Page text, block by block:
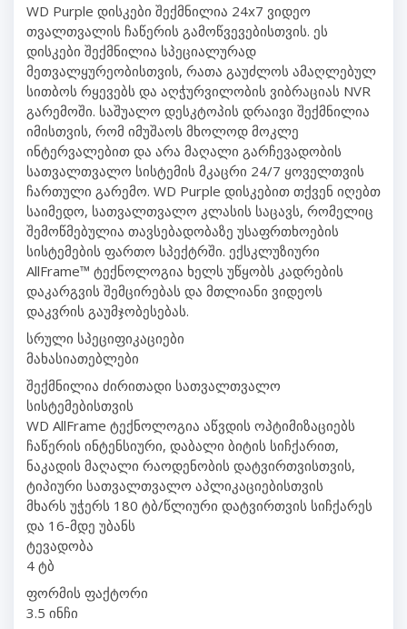
WD Purple დისკები შექმნილია 24x7 ვიდეო
თვალთვალის ჩაწერის გამოწვევებისთვის. ეს
დისკები შექმნილია სპეციალურად
მეთვალყურეობისთვის, რათა გაუძლოს ამაღლებულ
სითბოს რყევებს და აღჭურვილობის ვიბრაციას NVR
გარემოში. საშუალო დესკტოპის დრაივი შექმნილია
იმისთვის, რომ იმუშაოს მხოლოდ მოკლე
ინტერვალებით და არა მაღალი გარჩევადობის
სათვალთვალო სისტემის მკაცრი 24/7 ყოველთვის
ჩართული გარემო. WD Purple დისკებით თქვენ იღებთ
საიმედო, სათვალთვალო კლასის საცავს, რომელიც
შემოწმებულია თავსებადობაზე უსაფრთხოების
სისტემების ფართო სპექტრში. ექსკლუზიური
AllFrame™ ტექნოლოგია ხელს უწყობს კადრების
დაკარგვის შემცირებას და მთლიანი ვიდეოს
დაკვრის გაუმჯობესებას.
სრული სპეციფიკაციები
მახასიათებლები
შექმნილია ძირითადი სათვალთვალო
სისტემებისთვის
WD AllFrame ტექნოლოგია აწვდის ოპტიმიზაციებს
ჩაწერის ინტენსიური, დაბალი ბიტის სიჩქარით,
ნაკადის მაღალი რაოდენობის დატვირთვისთვის,
ტიპიური სათვალთვალო აპლიკაციებისთვის
მხარს უჭერს 180 ტბ/წლიური დატვირთვის სიჩქარეს
და 16-მდე უბანს
ტევადობა
4 ტბ
ფორმის ფაქტორი
3.5 ინჩი